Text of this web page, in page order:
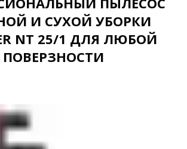
И СУХОЙ УБОРКИ
NT 25/1 ДЛЯ ЛЮБОЙ
ПОВЕРЗНОСТИ